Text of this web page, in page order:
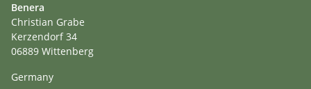
Benera
Christian Grabe
Kerzendorf 34
06889 Wittenberg
Germany